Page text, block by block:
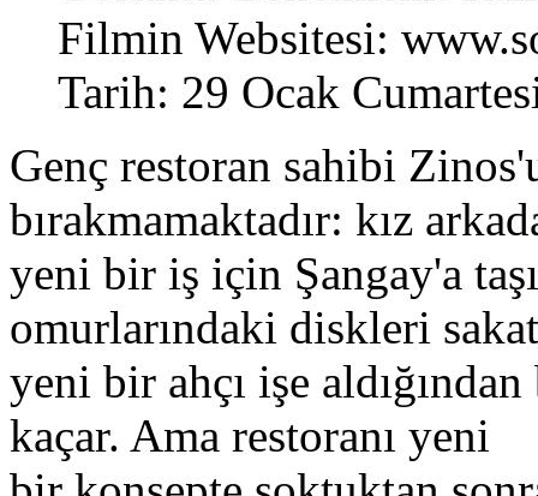
Filmin Websitesi:
Tarih: 29 Ocak
Genç restoran sahibi
bırakmamaktadır: kız
yeni bir iş için Şangay'a
omurlarındaki diskleri
yeni bir ahçı işe
kaçar. Ama restoranı yeni